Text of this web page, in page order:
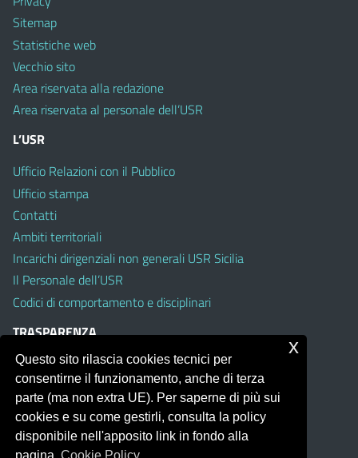
Sitemap
Statistiche web
Vecchio sito
Area riservata alla redazione
Area riservata al personale dell’USR
L’USR
Ufficio Relazioni con il Pubblico
Ufficio stampa
Contatti
Ambiti territoriali
Incarichi dirigenziali non generali USR Sicilia
Il Personale dell’USR
Codici di comportamento e disciplinari
TRASPARENZA
Albo on line
Amministrazione Trasparente
Pubblici proclami
PTPCT per le Istituzioni scolastiche della Sicilia
Whistleblowing
Questo sito rilascia cookies tecnici per
consentirne il funzionamento, anche di terza
parte (ma non extra UE). Per saperne di più sui
cookies e su come gestirli, consulta la policy
disponibile nell'apposito link in fondo alla
x